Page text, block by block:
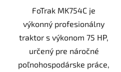
FoTrak MK754C je
výkonný profesionálny
traktor s výkonom 75 HP,
určený pre náročné
poľnohospodárske práce,